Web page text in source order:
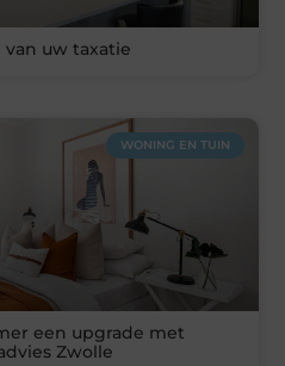
uw taxatie
WONING EN TUIN
een upgrade met
Zwolle